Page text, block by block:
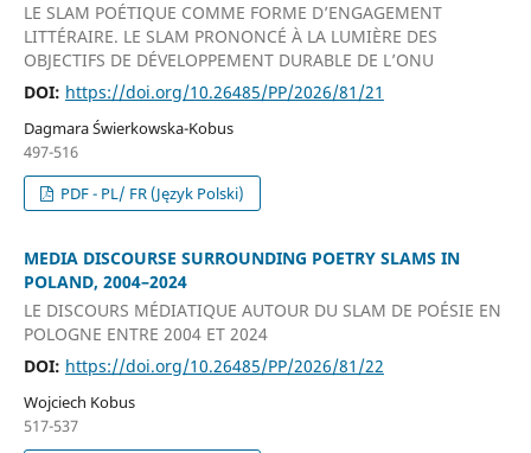
LE SLAM POÉTIQUE COMME FORME D’ENGAGEMENT
LITTÉRAIRE. LE SLAM PRONONCÉ À LA LUMIÈRE DES
OBJECTIFS DE DÉVELOPPEMENT DURABLE DE L’ONU
DOI: https://doi.org/10.26485/PP/2026/81/21
Dagmara Świerkowska-Kobus
497-516
PDF - PL/ FR (Język Polski)
MEDIA DISCOURSE SURROUNDING POETRY SLAMS IN
POLAND, 2004–2024
LE DISCOURS MÉDIATIQUE AUTOUR DU SLAM DE POÉSIE EN
POLOGNE ENTRE 2004 ET 2024
DOI: https://doi.org/10.26485/PP/2026/81/22
Wojciech Kobus
517-537